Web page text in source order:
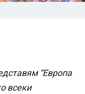
“Европа
всеки